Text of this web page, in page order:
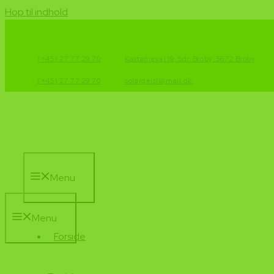
Hop til indhold
(+45) 27 77 29 70 Kastanievej 19, Sdr. Broby, 5672 Broby
(+45) 27 77 29 70
Menu
Forside
Menu